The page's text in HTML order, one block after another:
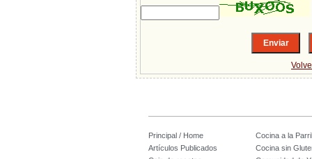
Principal / Home
Cocina a la
Artículos Publicados
Cocina sin